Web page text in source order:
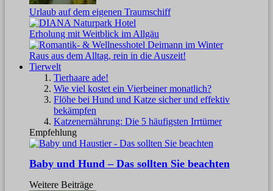
Urlaub auf dem eigenen Traumschiff
Erholung mit Weitblick im Allgäu
Raus aus dem Alltag, rein in die Auszeit!
Tierwelt
Tierhaare ade!
Wie viel kostet ein Vierbeiner monatlich?
Flöhe bei Hund und Katze sicher und effektiv
bekämpfen
Katzenernährung: Die 5 häufigsten Irrtümer
Empfehlung
Baby und Hund – Das sollten Sie beachten
Weitere Beiträge